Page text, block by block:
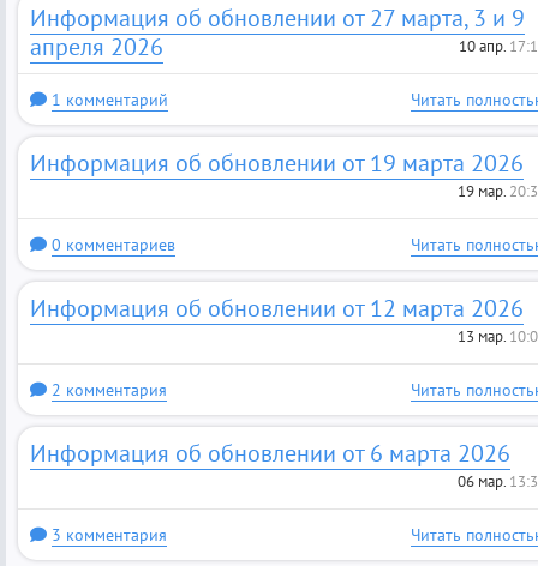
Информация об обновлении от 27 марта, 3 и 9
апреля 2026
10 апр.
1 комментарий Читать
Информация об обновлении от 19 марта 2026
19 мар.
0 комментариев Читать
Информация об обновлении от 12 марта 2026
13 мар.
2 комментария Читать
Информация об обновлении от 6 марта 2026
06 мар.
3 комментария Читать